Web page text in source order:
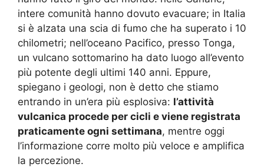
intere comunità hanno dovuto evacuare; in Italia
si è alzata una scia di fumo che ha superato i 10
chilometri; nell’oceano Pacifico, presso Tonga,
un vulcano sottomarino ha dato luogo all’evento
più potente degli ultimi 140 anni. Eppure,
spiegano i geologi, non è detto che stiamo
entrando in un’era più esplosiva: l’attività
vulcanica procede per cicli e viene registrata
praticamente ogni settimana, mentre oggi
l’informazione corre molto più veloce e amplifica
la percezione.